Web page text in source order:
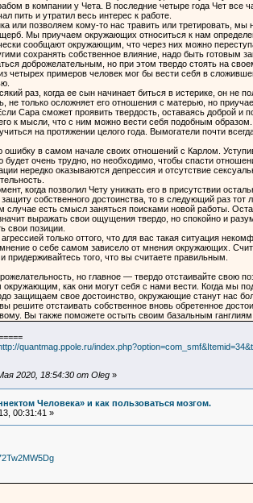
в компании у Чета. В последние четыре года Чет все
пить и утратил весь интерес к работе.
или позволяем кому-то нас травить или третировать,
Мы приучаем окружающих относиться к нам
сообщают окружающим, что через них можно
сохранять собственное влияние, надо быть готовым
доброжелательным, но при этом твердо стоять на
четырех примеров человек мог бы вести себя в
раз, когда ее сын начинает биться в истерике, он не
не только осложняет его отношения с матерью, но
Сара сможет проявить твердость, оставаясь доброй
к мысли, что с ним можно вести себя подобным
на протяжении целого года. Вымогатели почти
ошибку в самом начале своих отношений с Карлом.
очень трудно, но необходимо, чтобы спасти
нередко оказываются депрессия и отсутствие
когда позволил Чету унижать его в присутствии
собственного достоинства, то в следующий раз
случае есть смысл заняться поисками новой работы.
выражать свои ощущения твердо, но спокойно и
свои позиции.
только оттого, что для вас такая ситуация
о себе самом зависело от мнения окружающих.
придерживайтесь того, что вы считаете правильным.
но главное — твердо отстаивайте свою
как они могут себя с нами вести. Когда мы
защищаем свое достоинство, окружающие станут нас
решите отстаивать собственное вновь обретенное
Вы также поможете остыть своим базальным
quantmag.ppole.ru/
2020, 18:54:30 от Oleg»
Человека» и как пользоваться мозгом.
00:31:41 »